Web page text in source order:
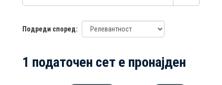
Подреди според
1 податочен сет е пронајден